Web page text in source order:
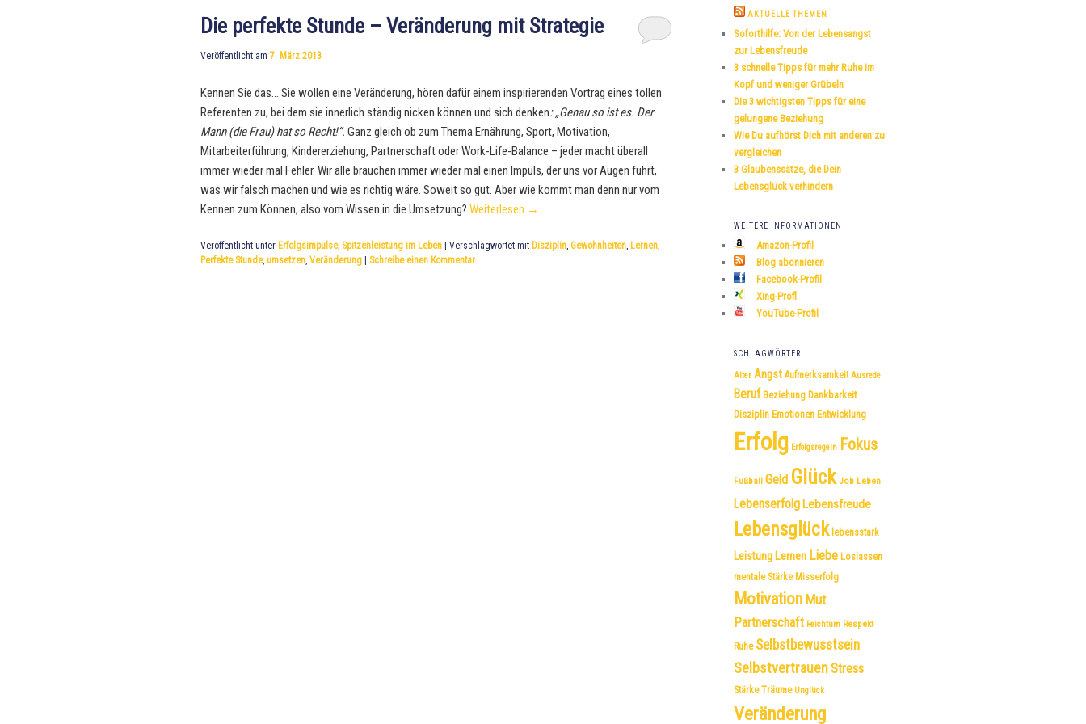
Die perfekte Stunde – Veränderung mit Strategie
Veröffentlicht am 7. März 2013
Kennen Sie das… Sie wollen eine Veränderung, hören dafür einem inspirierenden Vortrag eines tollen
Referenten zu, bei dem sie innerlich ständig nicken können und sich denken: „Genau so ist es. Der
Mann (die Frau) hat so Recht!“. Ganz gleich ob zum Thema Ernährung, Sport, Motivation,
Mitarbeiterführung, Kindererziehung, Partnerschaft oder Work-Life-Balance – jeder macht überall
immer wieder mal Fehler. Wir alle brauchen immer wieder mal einen Impuls, der uns vor Augen führt,
was wir falsch machen und wie es richtig wäre. Soweit so gut. Aber wie kommt man denn nur vom
Kennen zum Können, also vom Wissen in die Umsetzung? Weiterlesen →
Veröffentlicht unter Erfolgsimpulse, Spitzenleistung im Leben Verschlagwortet mit Disziplin, Gewohnheiten, Lernen,
Perfekte Stunde, umsetzen, Veränderung Schreibe einen Kommentar
h
n
AKTUELLE THEMEN
Soforthilfe: Von der Lebensangst
zur Lebensfreude
3 schnelle Tipps für mehr Ruhe im
Kopf und weniger Grübeln
Die 3 wichtigsten Tipps für eine
gelungene Beziehung
Wie Du aufhörst Dich mit anderen zu
vergleichen
3 Glaubenssätze, die Dein
Lebensglück verhindern
WEITERE INFORMATIONEN
Amazon-Profil
Blog abonnieren
Facebook-Profil
Xing-Profl
YouTube-Profil
SCHLAGWÖRTER
Alter Angst Aufmerksamkeit Ausrede
Beruf Beziehung Dankbarkeit
Disziplin Emotionen Entwicklung
Erfolg Erfolgsregeln Fokus
Fußball Geld Glück Job Leben
Lebenserfolg Lebensfreude
Lebensglück lebensstark
Leistung Lernen Liebe Loslassen
mentale Stärke Misserfolg
Motivation Mut
Partnerschaft Reichtum Respekt
Ruhe Selbstbewusstsein
SelbstvertrauenStress
Stärke Träume Unglück
Veränderung